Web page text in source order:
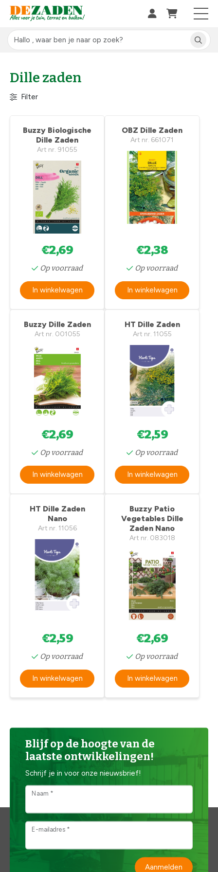
Dille zaden
Filter
Buzzy Biologische
Dille Zaden
Art nr. 91055
€2,69
Op voorraad
In winkelwagen
OBZ Dille Zaden
Art nr. 661071
€2,38
Op voorraad
In winkelwagen
Buzzy Dille Zaden
Art nr. 001055
€2,69
Op voorraad
In winkelwagen
HT Dille Zaden
Art nr. 11055
€2,59
Op voorraad
In winkelwagen
HT Dille Zaden
Nano
Art nr. 11056
€2,59
Op voorraad
In winkelwagen
Buzzy Patio
Vegetables Dille
Zaden Nano
Art nr. 083018
€2,69
Op voorraad
In winkelwagen
Blijf op de hoogte van de
laatste ontwikkelingen!
Schrijf je in voor onze nieuwsbrief!
Naam *
E-mailadres *
Aanmelden